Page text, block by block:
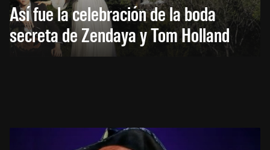
Así fue la celebración de la boda
secreta de Zendaya y Tom Holland